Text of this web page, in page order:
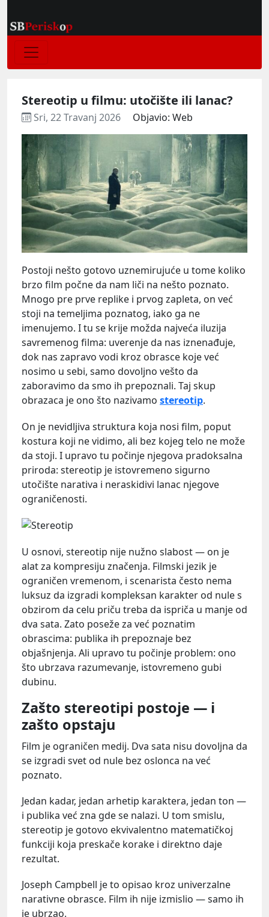
Stereotip u filmu: utočište ili lanac?
Sri, 22 Travanj 2026 Objavio: Web
Postoji nešto gotovo uznemirujuće u tome koliko
brzo film počne da nam liči na nešto poznato.
Mnogo pre prve replike i prvog zapleta, on već
stoji na temeljima poznatog, iako ga ne
imenujemo. I tu se krije možda najveća iluzija
savremenog filma: uverenje da nas iznenađuje,
dok nas zapravo vodi kroz obrasce koje već
nosimo u sebi, samo dovoljno vešto da
zaboravimo da smo ih prepoznali. Taj skup
obrazaca je ono što nazivamo stereotip.
On je nevidljiva struktura koja nosi film, poput
kostura koji ne vidimo, ali bez kojeg telo ne može
da stoji. I upravo tu počinje njegova pradoksalna
priroda: stereotip je istovremeno sigurno
utočište narativa i neraskidivi lanac njegove
ograničenosti.
U osnovi, stereotip nije nužno slabost — on je
alat za kompresiju značenja. Filmski jezik je
ograničen vremenom, i scenarista često nema
luksuz da izgradi kompleksan karakter od nule s
obzirom da celu priču treba da ispriča u manje od
dva sata. Zato poseže za već poznatim
obrascima: publika ih prepoznaje bez
objašnjenja. Ali upravo tu počinje problem: ono
što ubrzava razumevanje, istovremeno gubi
dubinu.
Zašto stereotipi postoje — i
zašto opstaju
Film je ograničen medij. Dva sata nisu dovoljna da
se izgradi svet od nule bez oslonca na već
poznato.
Jedan kadar, jedan arhetip karaktera, jedan ton —
i publika već zna gde se nalazi. U tom smislu,
stereotip je gotovo ekvivalentno matematičkoj
funkciji koja preskače korake i direktno daje
rezultat.
Joseph Campbell je to opisao kroz univerzalne
narativne obrasce. Film ih nije izmislio — samo ih
je ubrzao.